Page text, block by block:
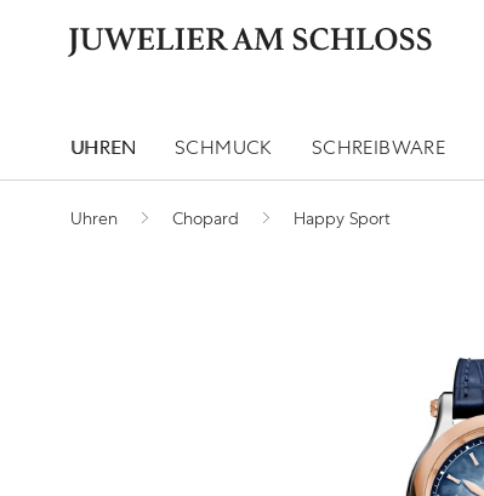
UHREN SCHMUCK SCHREIBWARE
Uhren Chopard Happy Sport